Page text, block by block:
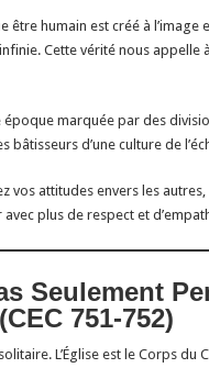
être humain est créé à l’image
Cette vérité nous
époque marquée par des
bâtisseurs d’une culture de
vos attitudes envers les
plus de respect et
Seulement
751-752)
L’Église est le Corps